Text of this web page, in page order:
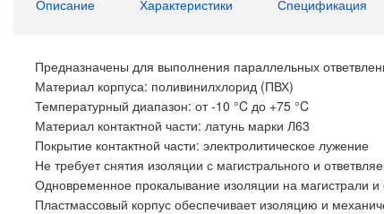
Описание Характеристики Спецификация
Предназначены для выполнения параллельных
Материал корпуса: поливинилхлорид (ПВХ)
Температурный диапазон: от -10 °C до +75 °C
Материал контактной части: латунь марки Л63
Покрытие контактной части: электролитическое лужение
Не требует снятия изоляции с магистрального и
Одновременное прокалывание изоляции на магистрали
Пластмассовый корпус обеспечивает изоляцию и